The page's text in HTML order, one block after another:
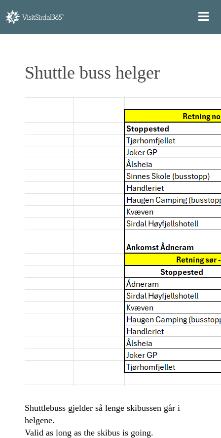
Shuttle buss helger
Shuttlebuss gjelder så lenge skibussen går i
helgene.
Valid as long as the skibus is going.